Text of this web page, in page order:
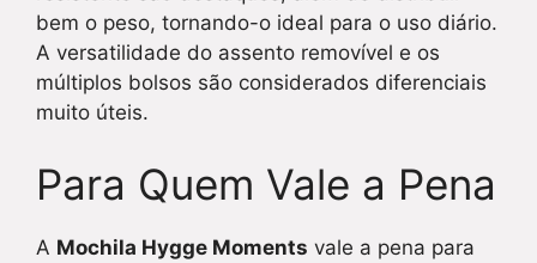
bem o peso, tornando-o ideal para o uso diário.
A versatilidade do assento removível e os
múltiplos bolsos são considerados diferenciais
muito úteis.
Para Quem Vale a Pena
A Mochila Hygge Moments vale a pena para